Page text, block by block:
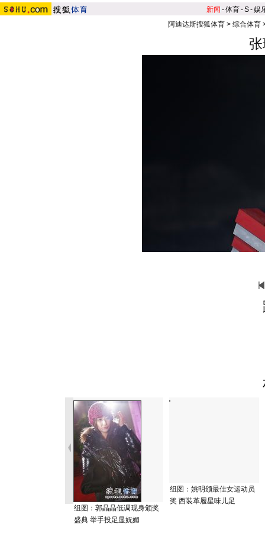
新闻 -体育-S-娱
阿迪达斯搜狐体育 > 综合体育
组图：郭晶晶低调现身颁奖
盛典 举手投足显妩媚
组图：姚明颁最佳女运动员
奖 西装革履星味儿足